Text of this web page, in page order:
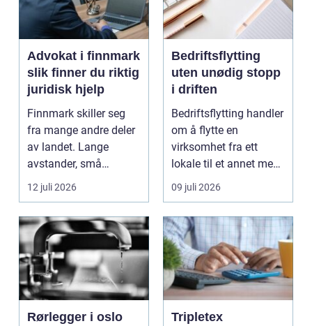
Advokat i finnmark
slik finner du riktig
juridisk hjelp
Finnmark skiller seg
fra mange andre deler
av landet. Lange
avstander, små
lokalsamfunn, sterk
tilkn...
12 juli 2026
Bedriftsflytting
uten unødig stopp
i driften
Bedriftsflytting handler
om å flytte en
virksomhet fra ett
lokale til et annet med
minst mulig...
09 juli 2026
Rørlegger i oslo
Tripletex